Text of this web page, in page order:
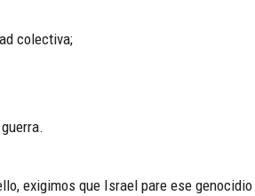
colectiva;
exigimos que Israel pare ese